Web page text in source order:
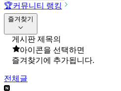
🏆커뮤니티 랭킹
즐겨찾기
게시판 제목의
아이콘을 선택하면
즐겨찾기에 추가됩니다.
전체글